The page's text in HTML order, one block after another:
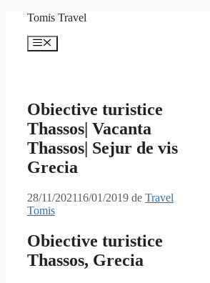
conținut
Tomis Travel
Meniu
Obiective turistice
Thassos| Vacanta
Thassos| Sejur de vis
Grecia
28/11/202116/01/2019 de Travel
Tomis
Obiective turistice
Thassos, Grecia